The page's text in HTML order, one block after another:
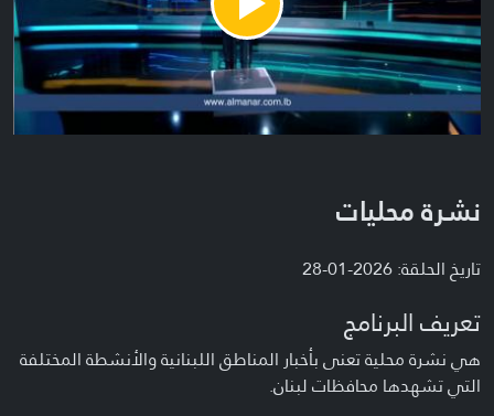
Play
Video
نشرة محليات
تاريخ الحلقة: 2026-01-28
تعريف البرنامج
هي نشرة محلية تعنى بأخبار المناطق اللبنانية والأنشطة المختلفة
التي تشهدها محافظات لبنان.